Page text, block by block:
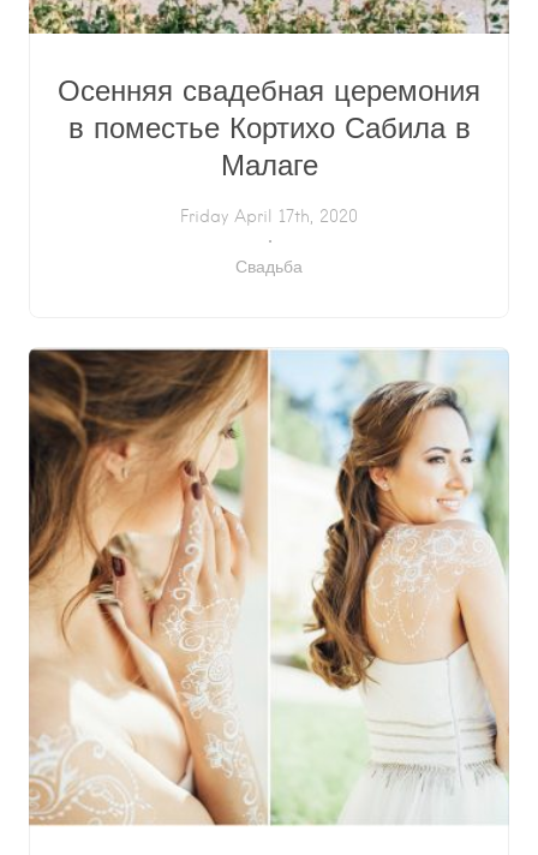
Осенняя свадебная церемония
в поместье Кортихо Сабила в
Малаге
Friday April 17th, 2020
Свадьба